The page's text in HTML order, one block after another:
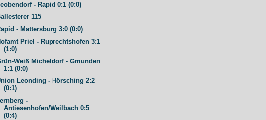
- Rapid 0:1 (0:0)
115
- Mattersburg 3:0 (0:0)
Priel - Ruprechtshofen 3:1
(1:0)
Weiß Micheldorf - Gmunden
1:1 (0:0)
Leonding - Hörsching 2:2
(0:1)
-
Antiesenhofen/Weilbach 0:5
(0:4)